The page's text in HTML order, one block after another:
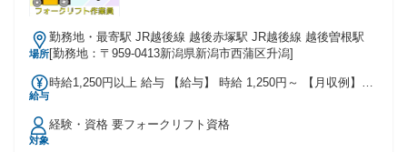
場所
勤務地・最寄駅 JR越後線 越後赤塚駅 JR越後線 越後曽根駅
[勤務地：〒959-0413新潟県新潟市西蒲区升潟]
給与
時給1,250円以上 給与 【給与】 時給 1,250円～ 【月収例】
週払いOK♪ ★前払い制度有！
対象
経験・資格 要フォークリフト資格